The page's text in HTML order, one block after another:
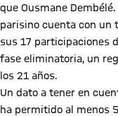
que Ousmane
parisino cuenta con un
sus 17 participaciones
fase eliminatoria, un
los 21 años.
Un dato a tener en
ha permitido al menos